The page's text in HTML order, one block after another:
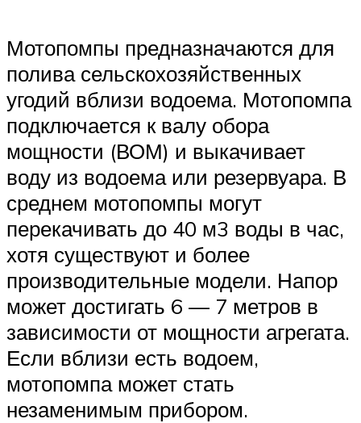
Мотопомпы предназначаются для
полива сельскохозяйственных
угодий вблизи водоема. Мотопомпа
подключается к валу обора
мощности (ВОМ) и выкачивает
воду из водоема или резервуара. В
среднем мотопомпы могут
перекачивать до 40 м3 воды в час,
хотя существуют и более
производительные модели. Напор
может достигать 6 — 7 метров в
зависимости от мощности агрегата.
Если вблизи есть водоем,
мотопомпа может стать
незаменимым прибором.